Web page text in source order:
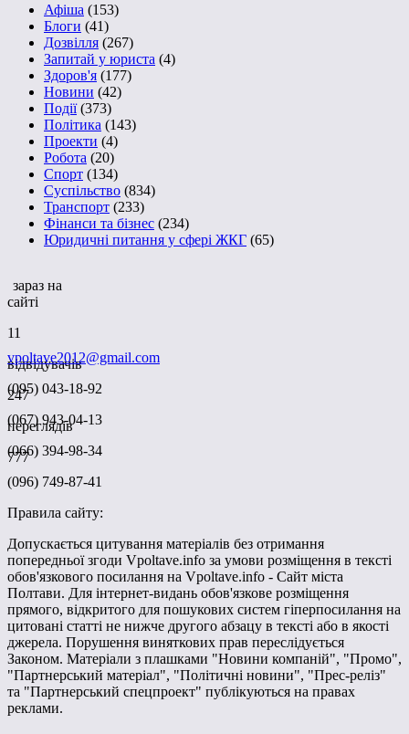
Афіша (153)
Блоги (41)
Дозвілля (267)
Запитай у юриста (4)
Здоров'я (177)
Новини (42)
Події(373)
Політика (143)
Проекти (4)
Робота (20)
Спорт (134)
Суспільство (834)
Транспорт (233)
Фінанси та бізнес (234)
Юридичні питання у сфері ЖКГ (65)
зараз на
сайті
11
відвідувачів
247
переглядів
777
vpoltave2012@gmail.com
(095) 043-18-92
(067) 943-04-13
(066) 394-98-34
(096) 749-87-41
Правила сайту:
Допускається цитування матеріалів без отримання
попередньої згоди Vpoltave.info за умови розміщення в тексті
обов'язкового посилання на Vpoltave.info - Сайт міста
Полтави. Для інтернет-видань обов'язкове розміщення
прямого, відкритого для пошукових систем гіперпосилання на
цитовані статті не нижче другого абзацу в тексті або в якості
джерела. Порушення виняткових прав переслідується
Законом. Матеріали з плашками "Новини компаній", "Промо",
"Партнерський матеріал", "Політичні новини", "Прес-реліз"
та "Партнерський спецпроект" публікуються на правах
реклами.